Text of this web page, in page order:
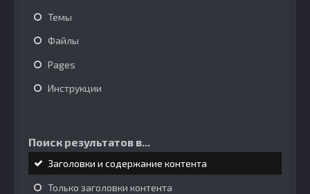
Темы
Файлы
Pages
Инструкции
Поиск результатов в...
Заголовки и содержание контента
Только заголовки контента